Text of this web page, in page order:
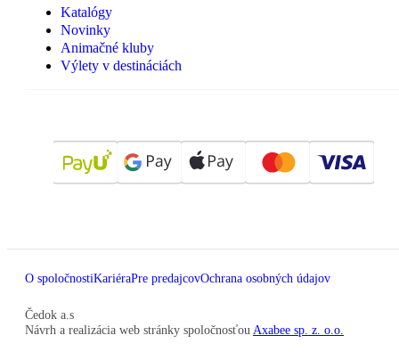
Katalógy
Novinky
Animačné kluby
Výlety v destináciách
O spoločnostiKariéraPre predajcovOchrana osobných údajov
Čedok a.s
Návrh a realizácia web stránky spoločnosťou Axabee sp. z. o.o.